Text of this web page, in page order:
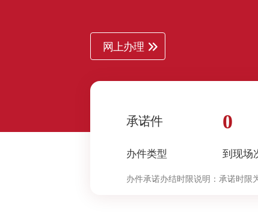
网上办理
承诺件
办件类型
0
到现场
办件承诺办结时限说明： 承诺时限